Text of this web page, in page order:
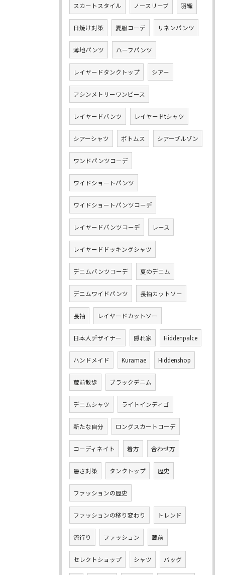
スカートスタイル ノースリーブ 羽織
日焼け対策 夏服コーデ リネンパンツ
薄地パンツ ハーフパンツ
レイヤードタンクトップ シアー
アシンメトリーワンピース
レイヤードパンツ レイヤードtシャツ
シアーシャツ ボトムス シアーブルゾン
ワンドパンツコーデ
ワイドショートパンツ
ワイドショートパンツコーデ
レイヤードパンツコーデ レース
レイヤードドッキングシャツ
デニムパンツコーデ 夏のデニム
デニムワイドパンツ 長袖カットソー
長袖 レイヤードカットソー
日本人デザイナー 隠れ家 Hiddenpalce
ハンドメイド Kuramae Hiddenshop
蔵前散歩 ブラックデニム
デニムシャツ ライトインディゴ
新たな自分 ロングスカートコーデ
コーディネイト 着方 合わせ方
暑さ対策 タンクトップ 歴史
ファッションの歴史
ファッションの移り変わり トレンド
流行り ファッション 蔵前
セレクトショップ シャツ バッグ